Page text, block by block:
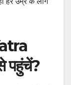
पहुंचें?